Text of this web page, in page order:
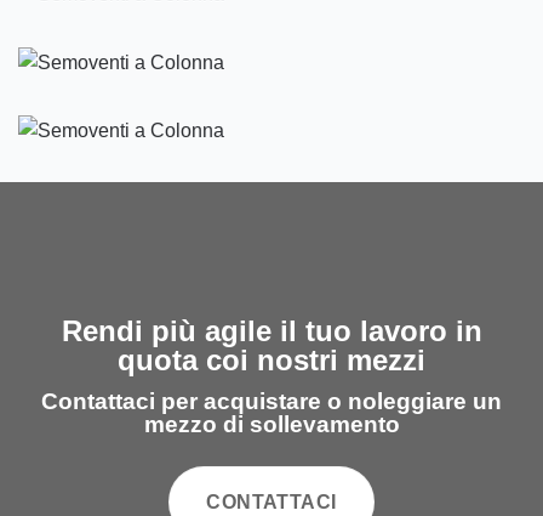
Rendi più agile il tuo lavoro in
quota coi nostri mezzi
Contattaci per acquistare o noleggiare un
mezzo di sollevamento
CONTATTACI